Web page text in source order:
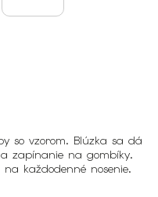
so vzorom. Blúzka sa dá
zapínanie na gombíky.
každodenné nosenie.